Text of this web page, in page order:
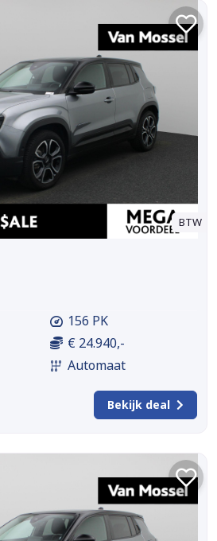
BTW
156 PK
€ 24.940,-
Automaat
Bekijk deal